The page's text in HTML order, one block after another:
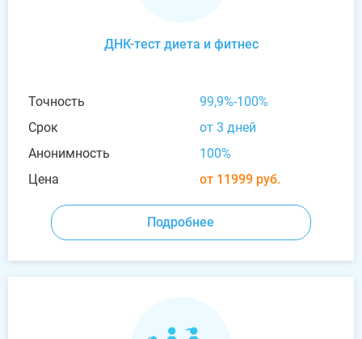
ДНК-тест диета и фитнес
Точность
99,9%-100%
Срок
от 3 дней
Анонимность
100%
Цена
от 11999 руб.
Подробнее